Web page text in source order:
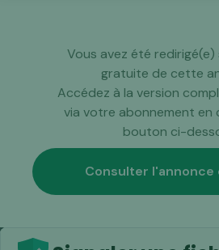
Vous avez été redirigé(e)
gratuite de cette
Accédez à la version
via votre abonnement en
bouton ci-
Consulter l'annonce